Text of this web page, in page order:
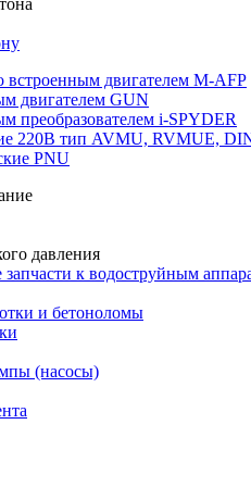
встроенным двигателем M-AFP
двигателем GUN
преобразователем i-SPYDER
220B тип AVMU, RVMUE,
PNU
давления
к водоструйным
и бетоноломы
(насосы)